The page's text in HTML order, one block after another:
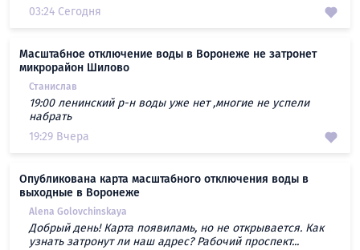
03:24 Сегодня
Масштабное отключение воды в Воронеже не затронет
микрорайон Шилово
Станислав
19:00 ленинский р-н воды уже нет ,многие не успели
набрать
19:29 Вчера
Опубликована карта масштабного отключения воды в
выходные в Воронеже
Alena Golovchinskaya
Добрый день! Карта появиламь, но не открывается. Как
узнать затронут ли наш адрес? Рабочий проспект...